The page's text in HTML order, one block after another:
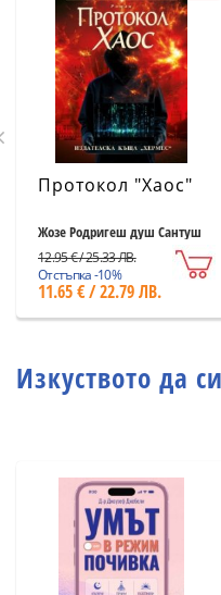
Протокол "Хаос"
Жозе Родригеш душ Сантуш
12.95 € / 25.33 ЛВ.
Отстъпка -10%
11.65 € / 22.79 ЛВ.
Изкуството да